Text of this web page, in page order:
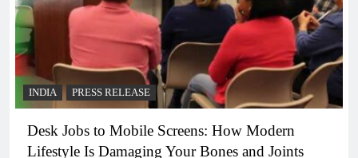
INDIA PRESS RELEASE
Desk Jobs to Mobile Screens: How Modern
Lifestyle Is Damaging Your Bones and Joints